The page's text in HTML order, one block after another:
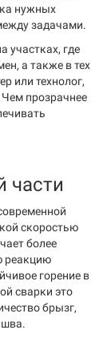
нужных
задачами.
участках, где
а также в тех
или технолог,
прозрачнее
части
скоростью
более
реакцию
горение в
сварки это
брызг,
шва.